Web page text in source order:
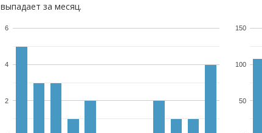
выпадает за месяц.
2
4
6
50
100
150